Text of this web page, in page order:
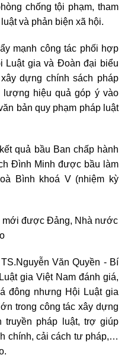
chống tội phạm, tham
và phản biện xã hội.
mạnh công tác phối hợp
Luật gia và Đoàn đại biểu
dựng chính sách pháp
lượng hiệu quả góp ý vào
bản quy phạm pháp luật
quả bầu Ban chấp hành
Đình Minh được bầu làm
Bình khoá V (nhiệm kỳ
mới được Đảng, Nhà nước
Văn Quyền - Bí
gia Việt Nam đánh giá,
đông nhưng Hội Luật gia
trong công tác xây dựng
truyền pháp luật, trợ giúp
chính, cải cách tư pháp,…